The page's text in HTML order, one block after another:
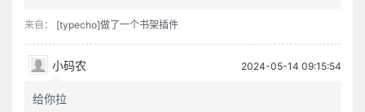
来自： [typecho]做了一个书架插件
小码农 2024-05-14 09:15:54
给你拉